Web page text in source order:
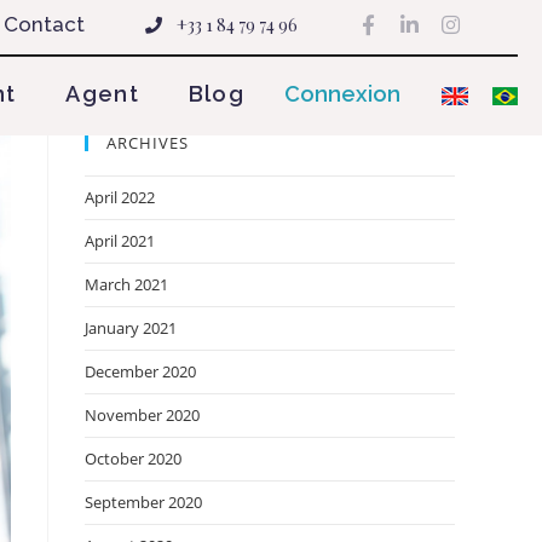
Contact +33 1 84 79 74 96
Agent Blog Connexion
ARCHIVES
April 2022
April 2021
March 2021
January 2021
December 2020
November 2020
October 2020
September 2020